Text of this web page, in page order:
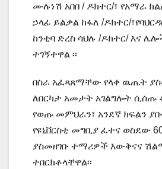
ሙሉነሽ አበበ / ዶክተር/፣ የአማራ
ኃላፊ ይልቃል ከፋለ /ዶክተር/
ከንቲባ ድረስ ሳህሉ /ዶክተር/ እና
ተገኝተዋል ፡፡
በስራ አፈጻጸማቸው የላቀ ዉጤት
ለበርካታ አመታት አገልግሎት
የወጡ መምህራን፣ አንደኛ ክፍልን
የዩኒቨርስቲ መግቢያ ፈተና ወስደው
ያስመዘገቡ ተማሪዎች እውቅናና
ተበርክቶላቸዋል፡፡